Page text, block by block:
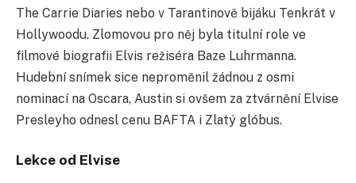
The Carrie Diaries nebo v Tarantinově bijáku Tenkrát v
Hollywoodu. Zlomovou pro něj byla titulní role ve
filmové biografii Elvis režiséra Baze Luhrmanna.
Hudební snímek sice neproměnil žádnou z osmi
nominací na Oscara, Austin si ovšem za ztvárnění Elvise
Presleyho odnesl cenu BAFTA i Zlatý glóbus.
Lekce od Elvise